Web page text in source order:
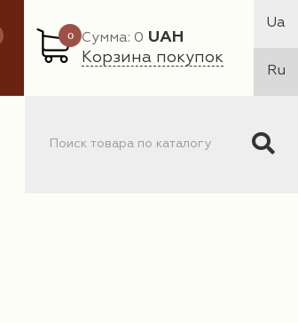
0 Сумма: 0 UAH
Корзина покупок
Ua
Ru